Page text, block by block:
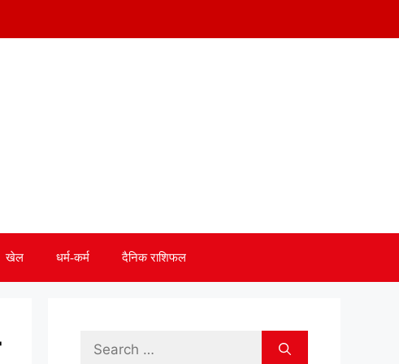
खेल धर्म-कर्म दैनिक राशिफल
Search